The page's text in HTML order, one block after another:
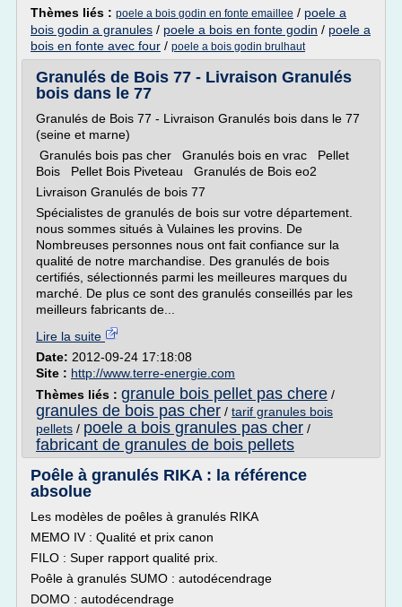
Thèmes liés : poele a bois godin en fonte emaillee / poele a
bois godin a granules / poele a bois en fonte godin / poele a
bois en fonte avec four / poele a bois godin brulhaut
Granulés de Bois 77 - Livraison Granulés
bois dans le 77
Granulés de Bois 77 - Livraison Granulés bois dans le 77
(seine et marne)
Granulés bois pas cher Granulés bois en vrac Pellet
Bois Pellet Bois Piveteau Granulés de Bois eo2
Livraison Granulés de bois 77
Spécialistes de granulés de bois sur votre département.
nous sommes situés à Vulaines les provins. De
Nombreuses personnes nous ont fait confiance sur la
qualité de notre marchandise. Des granulés de bois
certifiés, sélectionnés parmi les meilleures marques du
marché. De plus ce sont des granulés conseillés par les
meilleurs fabricants de...
Lire la suite
Date: 2012-09-24 17:18:08
Site : http://www.terre-energie.com
Thèmes liés : granule bois pellet pas chere /
granules de bois pas cher / tarif granules bois
pellets / poele a bois granules pas cher /
fabricant de granules de bois pellets
Poêle à granulés RIKA : la référence
absolue
Les modèles de poêles à granulés RIKA
MEMO IV : Qualité et prix canon
FILO : Super rapport qualité prix.
Poêle à granulés SUMO : autodécendrage
DOMO : autodécendrage